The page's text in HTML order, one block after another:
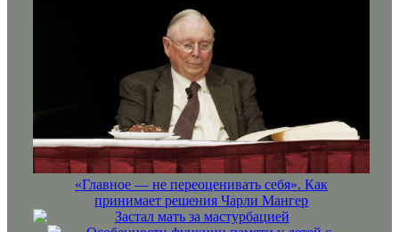
«Главное — не переоценивать себя». Как
принимает решения Чарли Мангер
Застал мать за мастурбацией